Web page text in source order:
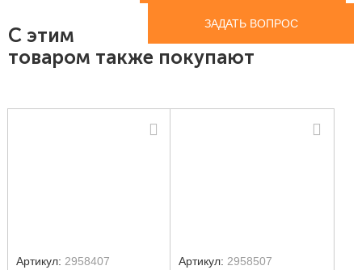
ЗАДАТЬ ВОПРОС
С этим
товаром также покупают
Артикул: 2958407
Артикул: 2958507